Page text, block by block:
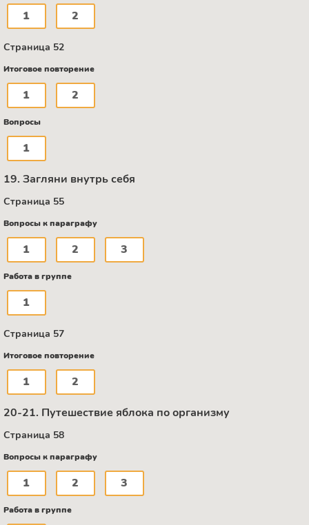
1 2
Страница 52
Итоговое повторение
1 2
Вопросы
1
19. Загляни внутрь себя
Страница 55
Вопросы к параграфу
1 2 3
Работа в группе
1
Страница 57
Итоговое повторение
1 2
20-21. Путешествие яблока по организму
Страница 58
Вопросы к параграфу
1 2 3
Работа в группе